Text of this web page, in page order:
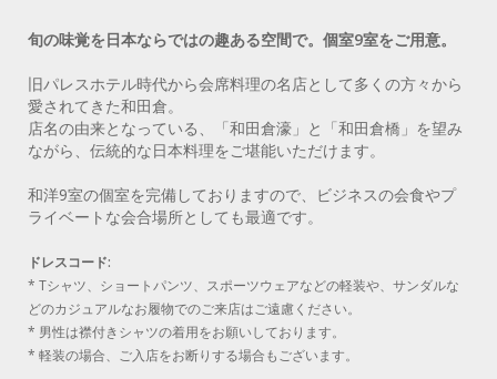
旬の味覚を日本ならではの趣ある空間で。個室9室をご用意。
旧パレスホテル時代から会席料理の名店として多くの方々から
愛されてきた和田倉。
店名の由来となっている、「和田倉濠」と「和田倉橋」を望み
ながら、伝統的な日本料理をご堪能いただけます。
和洋9室の個室を完備しておりますので、ビジネスの会食やプ
ライベートな会合場所としても最適です。
ドレスコード:
* Tシャツ、ショートパンツ、スポーツウェアなどの軽装や、サンダルな
どのカジュアルなお履物でのご来店はご遠慮ください。
* 男性は襟付きシャツの着用をお願いしております。
* 軽装の場合、ご入店をお断りする場合もございます。